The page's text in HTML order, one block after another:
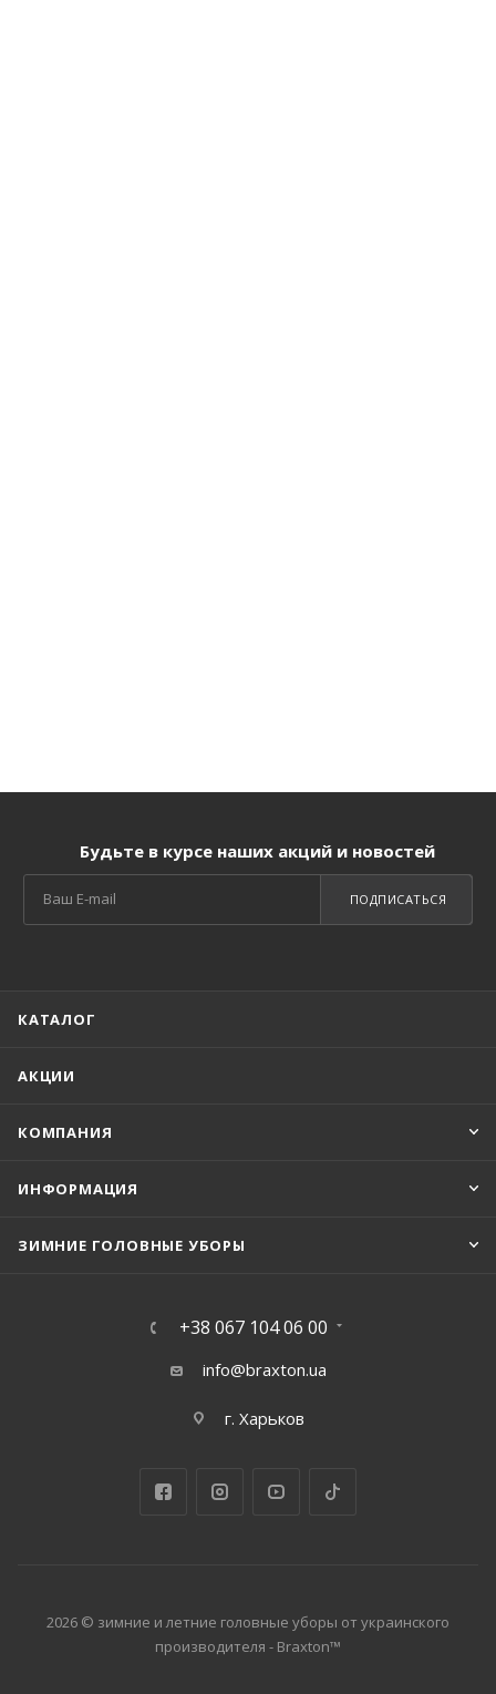
Будьте в курсе наших акций и новостей
ПОДПИСАТЬСЯ
КАТАЛОГ
АКЦИИ
КОМПАНИЯ
ИНФОРМАЦИЯ
ЗИМНИЕ ГОЛОВНЫЕ УБОРЫ
+38 067 104 06 00
info@braxton.ua
г. Харьков
2026 © зимние и летние головные уборы от украинского
производителя - Braxton™